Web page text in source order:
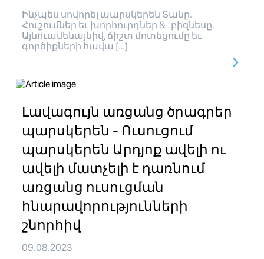
Ինչպես սովորել պարսկերեն Տանը.
Հուշումներ եւ խորհուրդներ & . բիզնեսը.
Այնուամենայնիվ, ճիշտ մոտեցումը եւ
գործիքների հավա […]
Լավագույն առցանց ծրագրեր
պարսկերեն - Ուսուցում
պարսկերեն Արդյոք ավելի ու
ավելի մատչելի է դառնում
առցանց ուսուցման
հնարավորությունների
շնորհիվ
09.08.2023